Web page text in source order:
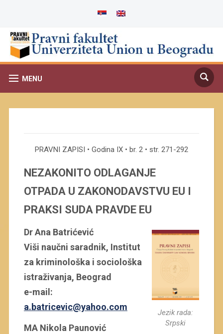
MENU
PRAVNI ZAPISI • Godina IX • br. 2 • str. 271-292
NEZAKONITO ODLAGANJE
OTPADA U ZAKONODAVSTVU EU I
PRAKSI SUDA PRAVDE EU
Jezik rada:
Srpski
Dr Ana Batrićević
Viši naučni saradnik, Institut
za kriminološka i sociološka
istraživanja, Beograd
e-mail:
a.batricevic@yahoo.com
MA Nikola Paunović